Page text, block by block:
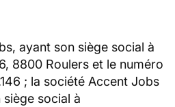
ayant son siège social à
8800 Roulers et le numéro
; la société Accent Jobs
social à